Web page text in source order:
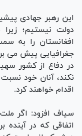
این رهبر جهادی
دولت نیستیم؛
افغانستان را به
جغرافیایی پیش می
در دفاع از کشور
نکند، آنان خود
اقدام خواهند کرد.
سیاف افزود: اگر
اتفاقی که در آینده